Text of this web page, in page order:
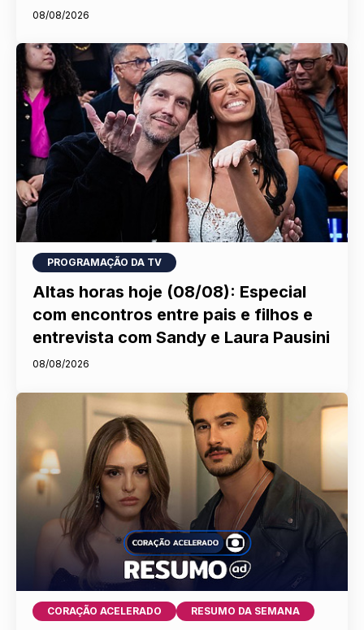
08/08/2026
PROGRAMAÇÃO DA TV
Altas horas hoje (08/08): Especial
com encontros entre pais e filhos e
entrevista com Sandy e Laura Pausini
08/08/2026
CORAÇÃO ACELERADO RESUMO DA SEMANA